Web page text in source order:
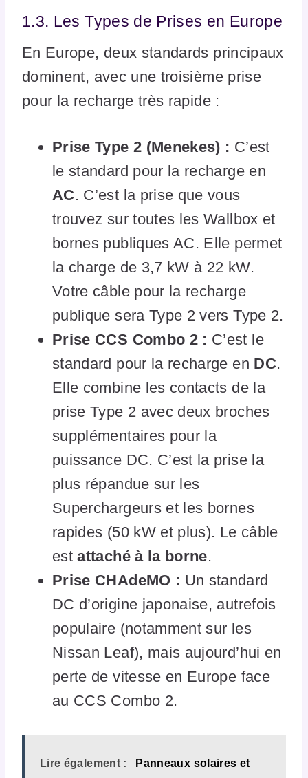
1.3. Les Types de Prises en Europe
En Europe, deux standards principaux
dominent, avec une troisième prise
pour la recharge très rapide :
Prise Type 2 (Menekes) : C’est
le standard pour la recharge en
AC. C’est la prise que vous
trouvez sur toutes les Wallbox et
bornes publiques AC. Elle permet
la charge de 3,7 kW à 22 kW.
Votre câble pour la recharge
publique sera Type 2 vers Type 2.
Prise CCS Combo 2 : C’est le
standard pour la recharge en DC.
Elle combine les contacts de la
prise Type 2 avec deux broches
supplémentaires pour la
puissance DC. C’est la prise la
plus répandue sur les
Superchargeurs et les bornes
rapides (50 kW et plus). Le câble
estattaché à la borne.
Prise CHAdeMO : Un standard
DC d’origine japonaise, autrefois
populaire (notamment sur les
Nissan Leaf), mais aujourd’hui en
perte de vitesse en Europe face
au CCS Combo 2.
Lire également : Panneaux solaires et